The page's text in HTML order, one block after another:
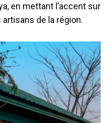
en mettant l’accent sur
de la région.